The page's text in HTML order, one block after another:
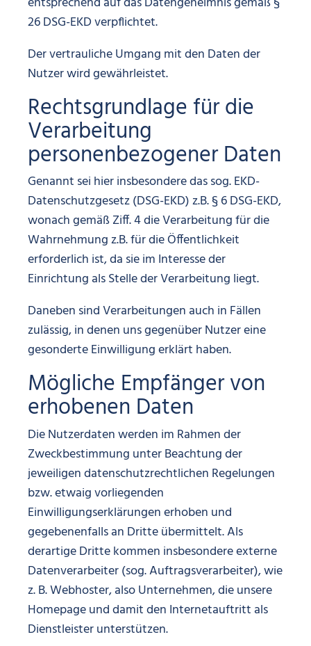
26 DSG-EKD verpflichtet.
Der vertrauliche Umgang mit den Daten der
Nutzer wird gewährleistet.
Rechtsgrundlage für die
Verarbeitung
personenbezogener Daten
Genannt sei hier insbesondere das sog. EKD-
Datenschutzgesetz (DSG-EKD) z.B. § 6 DSG-EKD,
wonach gemäß Ziff. 4 die Verarbeitung für die
Wahrnehmung z.B. für die Öffentlichkeit
erforderlich ist, da sie im Interesse der
Einrichtung als Stelle der Verarbeitung liegt.
Daneben sind Verarbeitungen auch in Fällen
zulässig, in denen uns gegenüber Nutzer eine
gesonderte Einwilligung erklärt haben.
Mögliche Empfänger von
erhobenen Daten
Die Nutzerdaten werden im Rahmen der
Zweckbestimmung unter Beachtung der
jeweiligen datenschutzrechtlichen Regelungen
bzw. etwaig vorliegenden
Einwilligungserklärungen erhoben und
gegebenenfalls an Dritte übermittelt. Als
derartige Dritte kommen insbesondere externe
Datenverarbeiter (sog. Auftragsverarbeiter), wie
z. B. Webhoster, also Unternehmen, die unsere
Homepage und damit den Internetauftritt als
Dienstleister unterstützen.